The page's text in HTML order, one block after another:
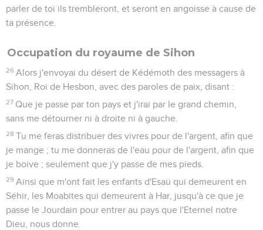
parler de toi ils trembleront, et seront en angoisse à cause de
ta présence.
Occupation du royaume de Sihon
26 Alors j'envoyai du désert de Kédémoth des messagers à
Sihon, Roi de Hesbon, avec des paroles de paix, disant :
27 Que je passe par ton pays et j'irai par le grand chemin,
sans me détourner ni à droite ni à gauche.
28 Tu me feras distribuer des vivres pour de l'argent, afin que
je mange ; tu me donneras de l'eau pour de l'argent, afin que
je boive ; seulement que j'y passe de mes pieds.
29 Ainsi que m'ont fait les enfants d'Esaü qui demeurent en
Séhir, les Moabites qui demeurent à Har, jusqu'à ce que je
passe le Jourdain pour entrer au pays que l'Eternel notre
Dieu, nous donne.